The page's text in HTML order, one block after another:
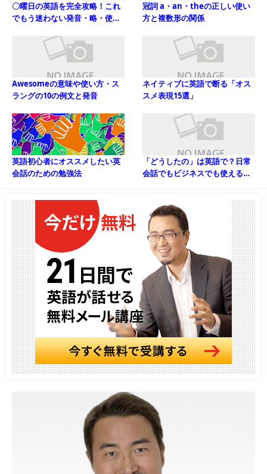
〇曜日の英語を完全攻略！これ
でもう迷わない発音・略・使い
冠詞 a・an・theの正しい使い
方と複数形の関係
Awesomeの意味や使い方・ス
ラングの10の例文と発音
ネイティブに英語で断る「オス
スメ表現15選」
英語初心者にオススメしたい英
会話のための勉強法
「どうしたの」は英語で？日常
会話でもビジネスでも使える丁